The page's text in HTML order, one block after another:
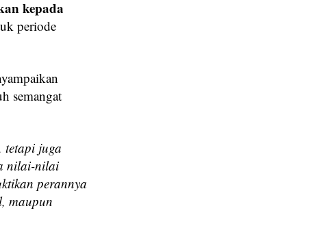
kepada
periode
semangat
tetapi juga
nilai-nilai
perannya
maupun